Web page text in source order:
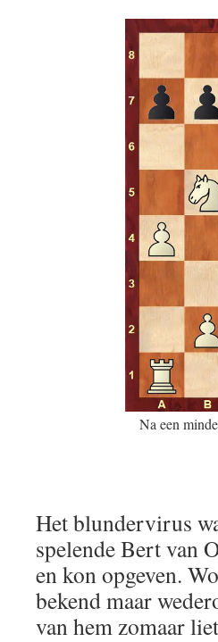
Na een
Het blundervirus
spelende Bert van
en kon opgeven.
bekend maar
van hem zomaar